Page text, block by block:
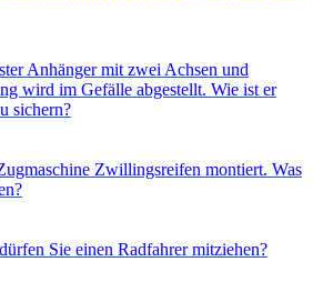
Anhänger mit zwei Achsen und
wird im Gefälle abgestellt. Wie ist er
sichern?
Zwillingsreifen montiert. Was
Sie einen Radfahrer mitziehen?